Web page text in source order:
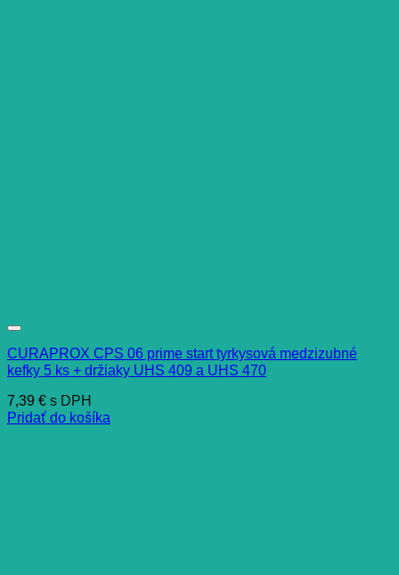
CURAPROX CPS 06 prime start tyrkysová medzizubné
kefky 5 ks + držiaky UHS 409 a UHS 470
7,39 € s DPH
Pridať do košíka